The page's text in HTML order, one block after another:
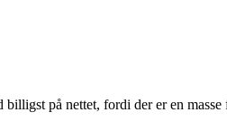
på nettet, fordi der er en